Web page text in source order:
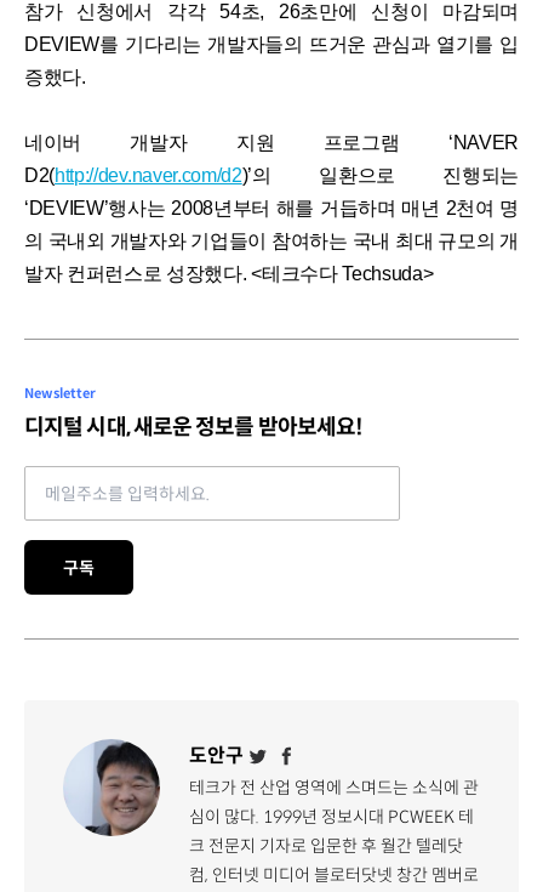
참가 신청에서 각각 54초, 26초만에 신청이 마감되며
DEVIEW를 기다리는 개발자들의 뜨거운 관심과 열기를 입
증했다.
네이버 개발자 지원 프로그램 ‘NAVER
D2(http://dev.naver.com/d2)’의 일환으로 진행되는
‘DEVIEW’행사는 2008년부터 해를 거듭하며 매년 2천여 명
의 국내외 개발자와 기업들이 참여하는 국내 최대 규모의 개
발자 컨퍼런스로 성장했다. <테크수다 Techsuda>
Newsletter
디지털 시대, 새로운 정보를 받아보세요!
구독
도안구
테크가 전 산업 영역에 스며드는 소식에 관
심이 많다. 1999년 정보시대 PCWEEK 테
크 전문지 기자로 입문한 후 월간 텔레닷
컴, 인터넷 미디어 블로터닷넷 창간 멤버로